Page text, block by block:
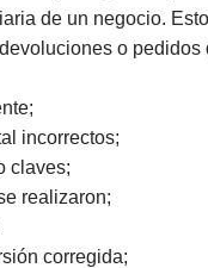
de un negocio.
o pedidos
incorrectos;
claves;
realizaron;
corregida;